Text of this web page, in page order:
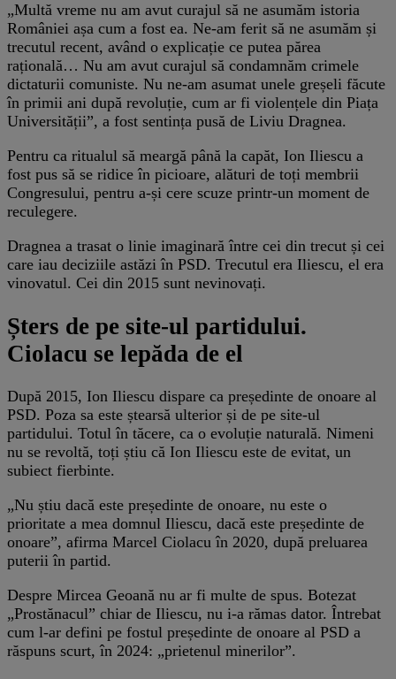
„Multă vreme nu am avut curajul să ne asumăm istoria
României așa cum a fost ea. Ne-am ferit să ne asumăm și
trecutul recent, având o explicație ce putea părea
rațională… Nu am avut curajul să condamnăm crimele
dictaturii comuniste. Nu ne-am asumat unele greșeli făcute
în primii ani după revoluție, cum ar fi violențele din Piața
Universității”, a fost sentința pusă de Liviu Dragnea.
Pentru ca ritualul să meargă până la capăt, Ion Iliescu a
fost pus să se ridice în picioare, alături de toți membrii
Congresului, pentru a-și cere scuze printr-un moment de
reculegere.
Dragnea a trasat o linie imaginară între cei din trecut și cei
care iau deciziile astăzi în PSD. Trecutul era Iliescu, el era
vinovatul. Cei din 2015 sunt nevinovați.
Șters de pe site-ul partidului.
Ciolacu se lepăda de el
După 2015, Ion Iliescu dispare ca președinte de onoare al
PSD. Poza sa este ștearsă ulterior și de pe site-ul
partidului. Totul în tăcere, ca o evoluție naturală. Nimeni
nu se revoltă, toți știu că Ion Iliescu este de evitat, un
subiect fierbinte.
„Nu știu dacă este președinte de onoare, nu este o
prioritate a mea domnul Iliescu, dacă este președinte de
onoare”, afirma Marcel Ciolacu în 2020, după preluarea
puterii în partid.
Despre Mircea Geoană nu ar fi multe de spus. Botezat
„Prostănacul” chiar de Iliescu, nu i-a rămas dator. Întrebat
cum l-ar defini pe fostul președinte de onoare al PSD a
răspuns scurt, în 2024: „prietenul minerilor”.